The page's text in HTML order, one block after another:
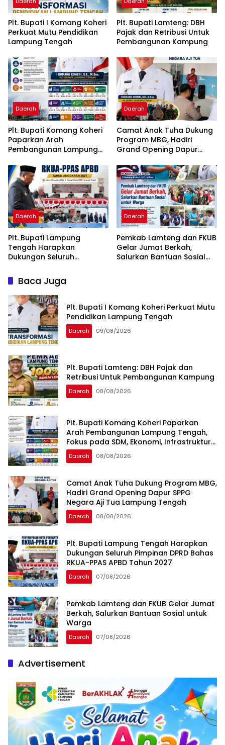
Plt. Bupati I Komang Koheri
Perkuat Mutu Pendidikan
Lampung Tengah
Plt. Bupati Lamteng: DBH
Pajak dan Retribusi Untuk
Pembangunan Kampung
Daerah
Plt. Bupati Komang Koheri
Paparkan Arah
Pembangunan Lampung
Ekonomi, Infrastruktur dan
Kesejahteraan
Daerah
Camat Anak Tuha Dukung
Program MBG, Hadiri
Grand Opening Dapur
Lampung Tengah
Daerah
Plt. Bupati Lampung
Tengah Harapkan
Dukungan Seluruh
RKUA-PPAS APBD Tahun
2027
Daerah
Pemkab Lamteng dan FKUB
Gelar Jumat Berkah,
Salurkan Bantuan Sosial
Baca Juga
Plt. Bupati I Komang Koheri Perkuat Mutu
Pendidikan Lampung Tengah
Daerah 09/08/2026
Plt. Bupati Lamteng: DBH Pajak dan
Retribusi Untuk Pembangunan Kampung
Daerah 08/08/2026
Plt. Bupati Komang Koheri Paparkan
Arah Pembangunan Lampung Tengah,
Fokus pada SDM, Ekonomi, Infrastruktur
dan Kesejahteraan
Daerah 08/08/2026
Camat Anak Tuha Dukung Program MBG,
Hadiri Grand Opening Dapur SPPG
Negara Aji Tua Lampung Tengah
Daerah 08/08/2026
Plt. Bupati Lampung Tengah Harapkan
Dukungan Seluruh Pimpinan DPRD Bahas
RKUA-PPAS APBD Tahun 2027
Daerah 07/08/2026
Pemkab Lamteng dan FKUB Gelar Jumat
Berkah, Salurkan Bantuan Sosial untuk
Warga
Daerah 07/08/2026
Advertisement